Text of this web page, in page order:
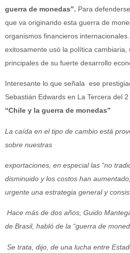
guerra de monedas”. Para
que va originando esta guerra de
organismos financieros
exitosamente usó la política cambiaria,
principales de su fuerte desarrollo
Interesante lo que señala ese
Sebastián Edwards en La Tercera del
“Chile y la guerra de monedas”
La caída en el tipo de cambio está
sobre nuestras
exportaciones, en especial las “no
disminuido y los costos han
urgente una estrategia general y
Hace más de dos años, Guido
de Brasil, habló de la “guerra de
Se trata, dijo, de una lucha entre